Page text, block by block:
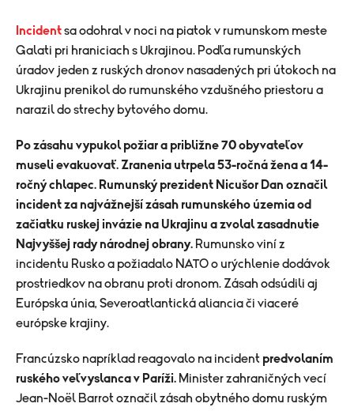
Incidentsa odohral v noci na piatok v rumunskom meste
Galati pri hraniciach s Ukrajinou. Podľa rumunských
úradov jeden z ruských dronov nasadených pri útokoch na
Ukrajinu prenikol do rumunského vzdušného priestoru a
narazil do strechy bytového domu.
Po zásahu vypukol požiar a približne 70 obyvateľov
museli evakuovať. Zranenia utrpela 53-ročná žena a 14-
ročný chlapec. Rumunský prezident Nicušor Dan označil
incident za najvážnejší zásah rumunského územia od
začiatku ruskej invázie na Ukrajinu a zvolal zasadnutie
Najvyššej rady národnej obrany. Rumunsko viní z
incidentu Rusko a požiadalo NATO o urýchlenie dodávok
prostriedkov na obranu proti dronom. Zásah odsúdili aj
Európska únia, Severoatlantická aliancia či viaceré
európske krajiny.
Francúzsko napríklad reagovalo na incident predvolaním
ruského veľvyslanca v Paríži. Minister zahraničných vecí
Jean-Noël Barrot označil zásah obytného domu ruským